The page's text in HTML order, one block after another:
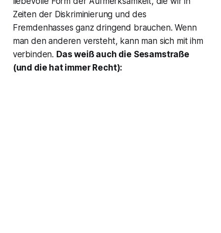
Zeiten der Diskriminierung und des
Fremdenhasses ganz dringend brauchen. Wenn
man den anderen versteht, kann man sich mit ihm
verbinden. Das weiß auch die Sesamstraße
(und die hat immer Recht):